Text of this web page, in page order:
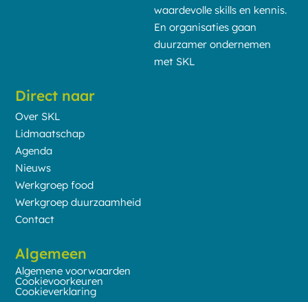
waardevolle skills en kennis.
En organisaties gaan
duurzamer ondernemen
met SKL
Direct naar
Over SKL
Lidmaatschap
Agenda
Nieuws
Werkgroep food
Werkgroep duurzaamheid
Contact
Algemeen
Algemene voorwaarden
Cookievoorkeuren
Cookieverklaring